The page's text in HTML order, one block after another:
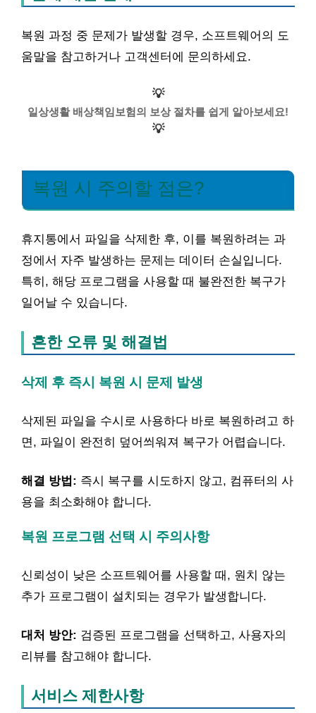
복원 과정 중 문제가 발생할 경우, 소프트웨어의 도
움말을 참고하거나 고객센터에 문의하세요.
💡
일상생활 배상책임보험의 보상 절차를 쉽게 알아보세요!
💡
복원 시 주의할 점은?
휴지통에서 파일을 삭제한 후, 이를 복원하려는 과
정에서 자주 발생하는 문제는 데이터 손실입니다.
특히, 해당 프로그램을 사용할 때 불완전한 복구가
일어날 수 있습니다.
흔한 오류 및 해결법
삭제 후 즉시 복원 시 문제 발생
삭제된 파일을 수시로 사용하다 바로 복원하려고 하
면, 파일이 완전히 덮어씌워져 복구가 어렵습니다.
해결 방법: 즉시 복구를 시도하지 않고, 컴퓨터의 사
용을 최소화해야 합니다.
복원 프로그램 선택 시 주의사항
신뢰성이 낮은 소프트웨어를 사용할 때, 원치 않는
추가 프로그램이 설치되는 경우가 발생합니다.
대처 방안: 검증된 프로그램을 선택하고, 사용자의
리뷰를 참고해야 합니다.
서비스 제한사항